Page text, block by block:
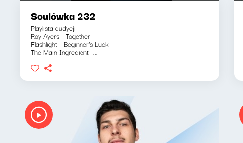
Soulówka 232
Playlista audycji:
Roy Ayers - Together
Flashlight - Beginner's Luck
The Main Ingredient -...